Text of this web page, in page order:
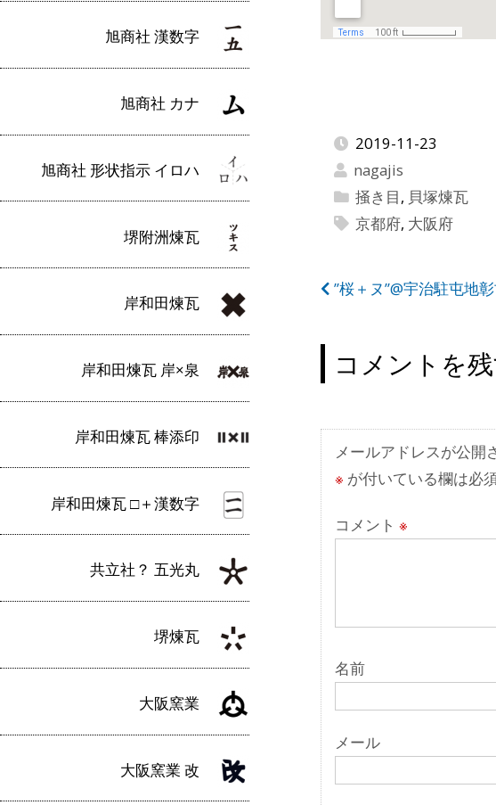
旭商社 漢数字
旭商社 カナ
旭商社 形状指示 イロハ
堺附洲煉瓦
岸和田煉瓦
岸和田煉瓦 岸×泉
岸和田煉瓦 棒添印
岸和田煉瓦 □＋漢数字
共立社？ 五光丸
堺煉瓦
大阪窯業
大阪窯業 改
2019-11-23
nagajis
掻き目, 貝塚煉瓦
京都府, 大阪府
投
ナ
ビ
ゲ
ー
シ
ョ
ン
”桜＋ヌ”@宇治駐屯地
コメントを
メールアドレスが公開
※ が付いている欄は必
コメント ※
名前
メール